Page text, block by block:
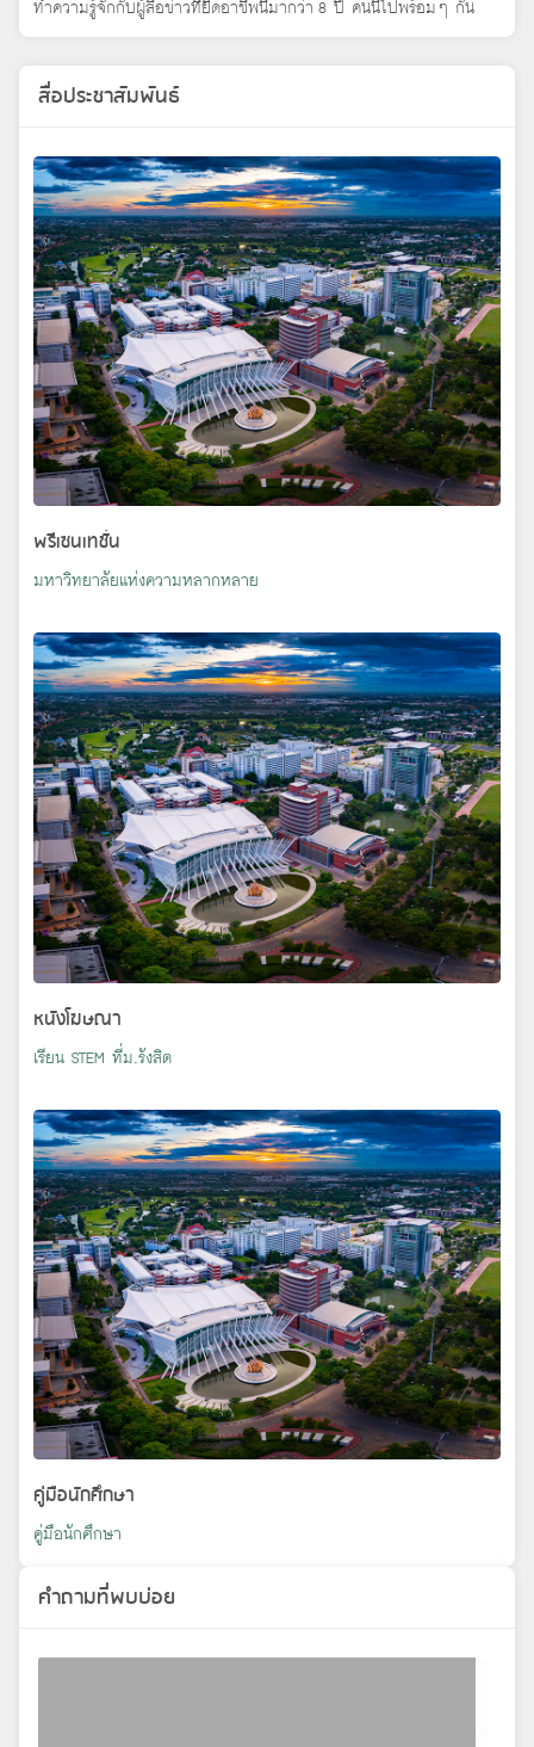
ทำความรู้จักกับผู้สื่อข่าวที่ยึดอาชีพนี้มากว่า 8 ปี คนนี้ไปพร้อมๆ กัน
สื่อประชาสัมพันธ์
พรีเซนเทชั่น
มหาวิทยาลัยแห่งความหลากหลาย
หนังโฆษณา
เรียน STEM ที่ม.รังสิต
คู่มือนักศึกษา
คู่มือนักศึกษา
คำถามที่พบบ่อย